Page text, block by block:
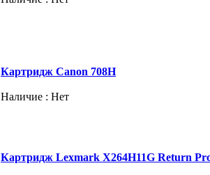
Картридж Canon 708H
Наличие : Нет
Картридж Lexmark X264H11G Return